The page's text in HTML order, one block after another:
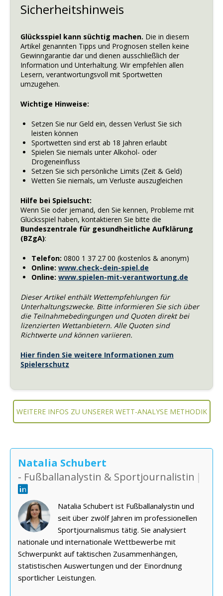
Sicherheitshinweis
Glücksspiel kann süchtig machen. Die in diesem
Artikel genannten Tipps und Prognosen stellen keine
Gewinngarantie dar und dienen ausschließlich der
Information und Unterhaltung. Wir empfehlen allen
Lesern, verantwortungsvoll mit Sportwetten
umzugehen.
Wichtige Hinweise:
Setzen Sie nur Geld ein, dessen Verlust Sie sich
leisten können
Sportwetten sind erst ab 18 Jahren erlaubt
Spielen Sie niemals unter Alkohol- oder
Drogeneinfluss
Setzen Sie sich persönliche Limits (Zeit & Geld)
Wetten Sie niemals, um Verluste auszugleichen
Hilfe bei Spielsucht:
Wenn Sie oder jemand, den Sie kennen, Probleme mit
Glücksspiel haben, kontaktieren Sie bitte die
Bundeszentrale für gesundheitliche Aufklärung
(BZgA):
Telefon: 0800 1 37 27 00 (kostenlos & anonym)
Online: www.check-dein-spiel.de
Online: www.spielen-mit-verantwortung.de
Dieser Artikel enthält Wettempfehlungen für
Unterhaltungszwecke. Bitte informieren Sie sich über
die Teilnahmebedingungen und Quoten direkt bei
lizenzierten Wettanbietern. Alle Quoten sind
Richtwerte und können variieren.
Hier finden Sie weitere Informationen zum
Spielerschutz
WEITERE INFOS ZU UNSERER WETT-ANALYSE METHODIK
Natalia Schubert
- Fußballanalystin & Sportjournalistin |
Natalia Schubert ist Fußballanalystin und
seit über zwölf Jahren im professionellen
Sportjournalismus tätig. Sie analysiert
nationale und internationale Wettbewerbe mit
Schwerpunkt auf taktischen Zusammenhängen,
statistischen Auswertungen und der Einordnung
sportlicher Leistungen.